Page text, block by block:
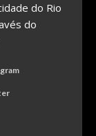
do Rio
do